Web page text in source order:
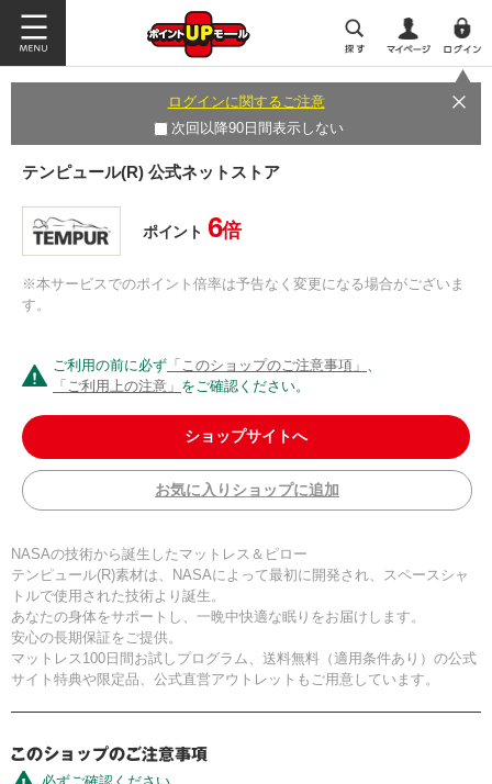
ログインに関するご注意
次回以降90日間表示しない
テンピュール(R) 公式ネットストア
ポイント 6倍
※本サービスでのポイント倍率は予告なく変更になる場合がございま
す。
ご利用の前に必ず 「このショップのご注意事項」 、
「ご利用上の注意」 をご確認ください。
ショップサイトへ
お気に入りショップに追加
NASAの技術から誕生したマットレス＆ピロー
テンピュール(R)素材は、NASAによって最初に開発され、スペースシャ
トルで使用された技術より誕生。
あなたの身体をサポートし、一晩中快適な眠りをお届けします。
安心の長期保証をご提供。
マットレス100日間お試しプログラム、送料無料（適用条件あり）の公式
サイト特典や限定品、公式直営アウトレットもご用意しています。